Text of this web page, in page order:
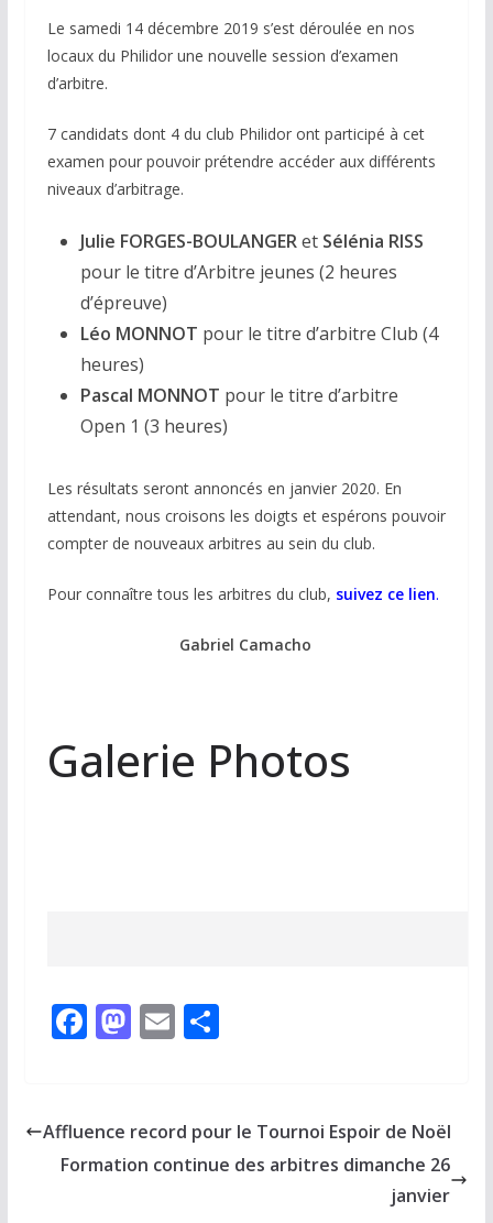
Le samedi 14 décembre 2019 s’est déroulée en nos
locaux du Philidor une nouvelle session d’examen
d’arbitre.
7 candidats dont 4 du club Philidor ont participé à cet
examen pour pouvoir prétendre accéder aux différents
niveaux d’arbitrage.
Julie FORGES-BOULANGERetSélénia RISS
pour le titre d’Arbitre jeunes (2 heures
d’épreuve)
Léo MONNOT pour le titre d’arbitre Club (4
heures)
Pascal MONNOT pour le titre d’arbitre
Open 1 (3 heures)
Les résultats seront annoncés en janvier 2020. En
attendant, nous croisons les doigts et espérons pouvoir
compter de nouveaux arbitres au sein du club.
Pour connaître tous les arbitres du club, suivez ce lien.
Gabriel Camacho
Galerie Photos
F
b
o
M
d
o
E
l
P
g
er
Affluence record pour le Tournoi Espoir de Noël
Formation continue des arbitres dimanche 26
janvier